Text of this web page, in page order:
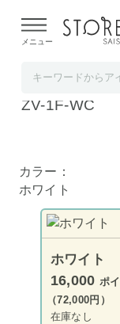
よる配送遅延が発生
メニュー
ソニー デジ
ZV-1F-WC
カラー：
ホワイト
ホワイト
16,000ポ
（72,000円）
在庫なし